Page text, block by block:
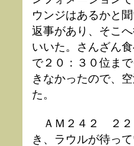
ウンジはあるかと
返事があり、そこ
いいた。さんざん
で２０：３０位ま
きなかったので、
た。
ＡＭ２４２ ２２
き、ラウルが待っ